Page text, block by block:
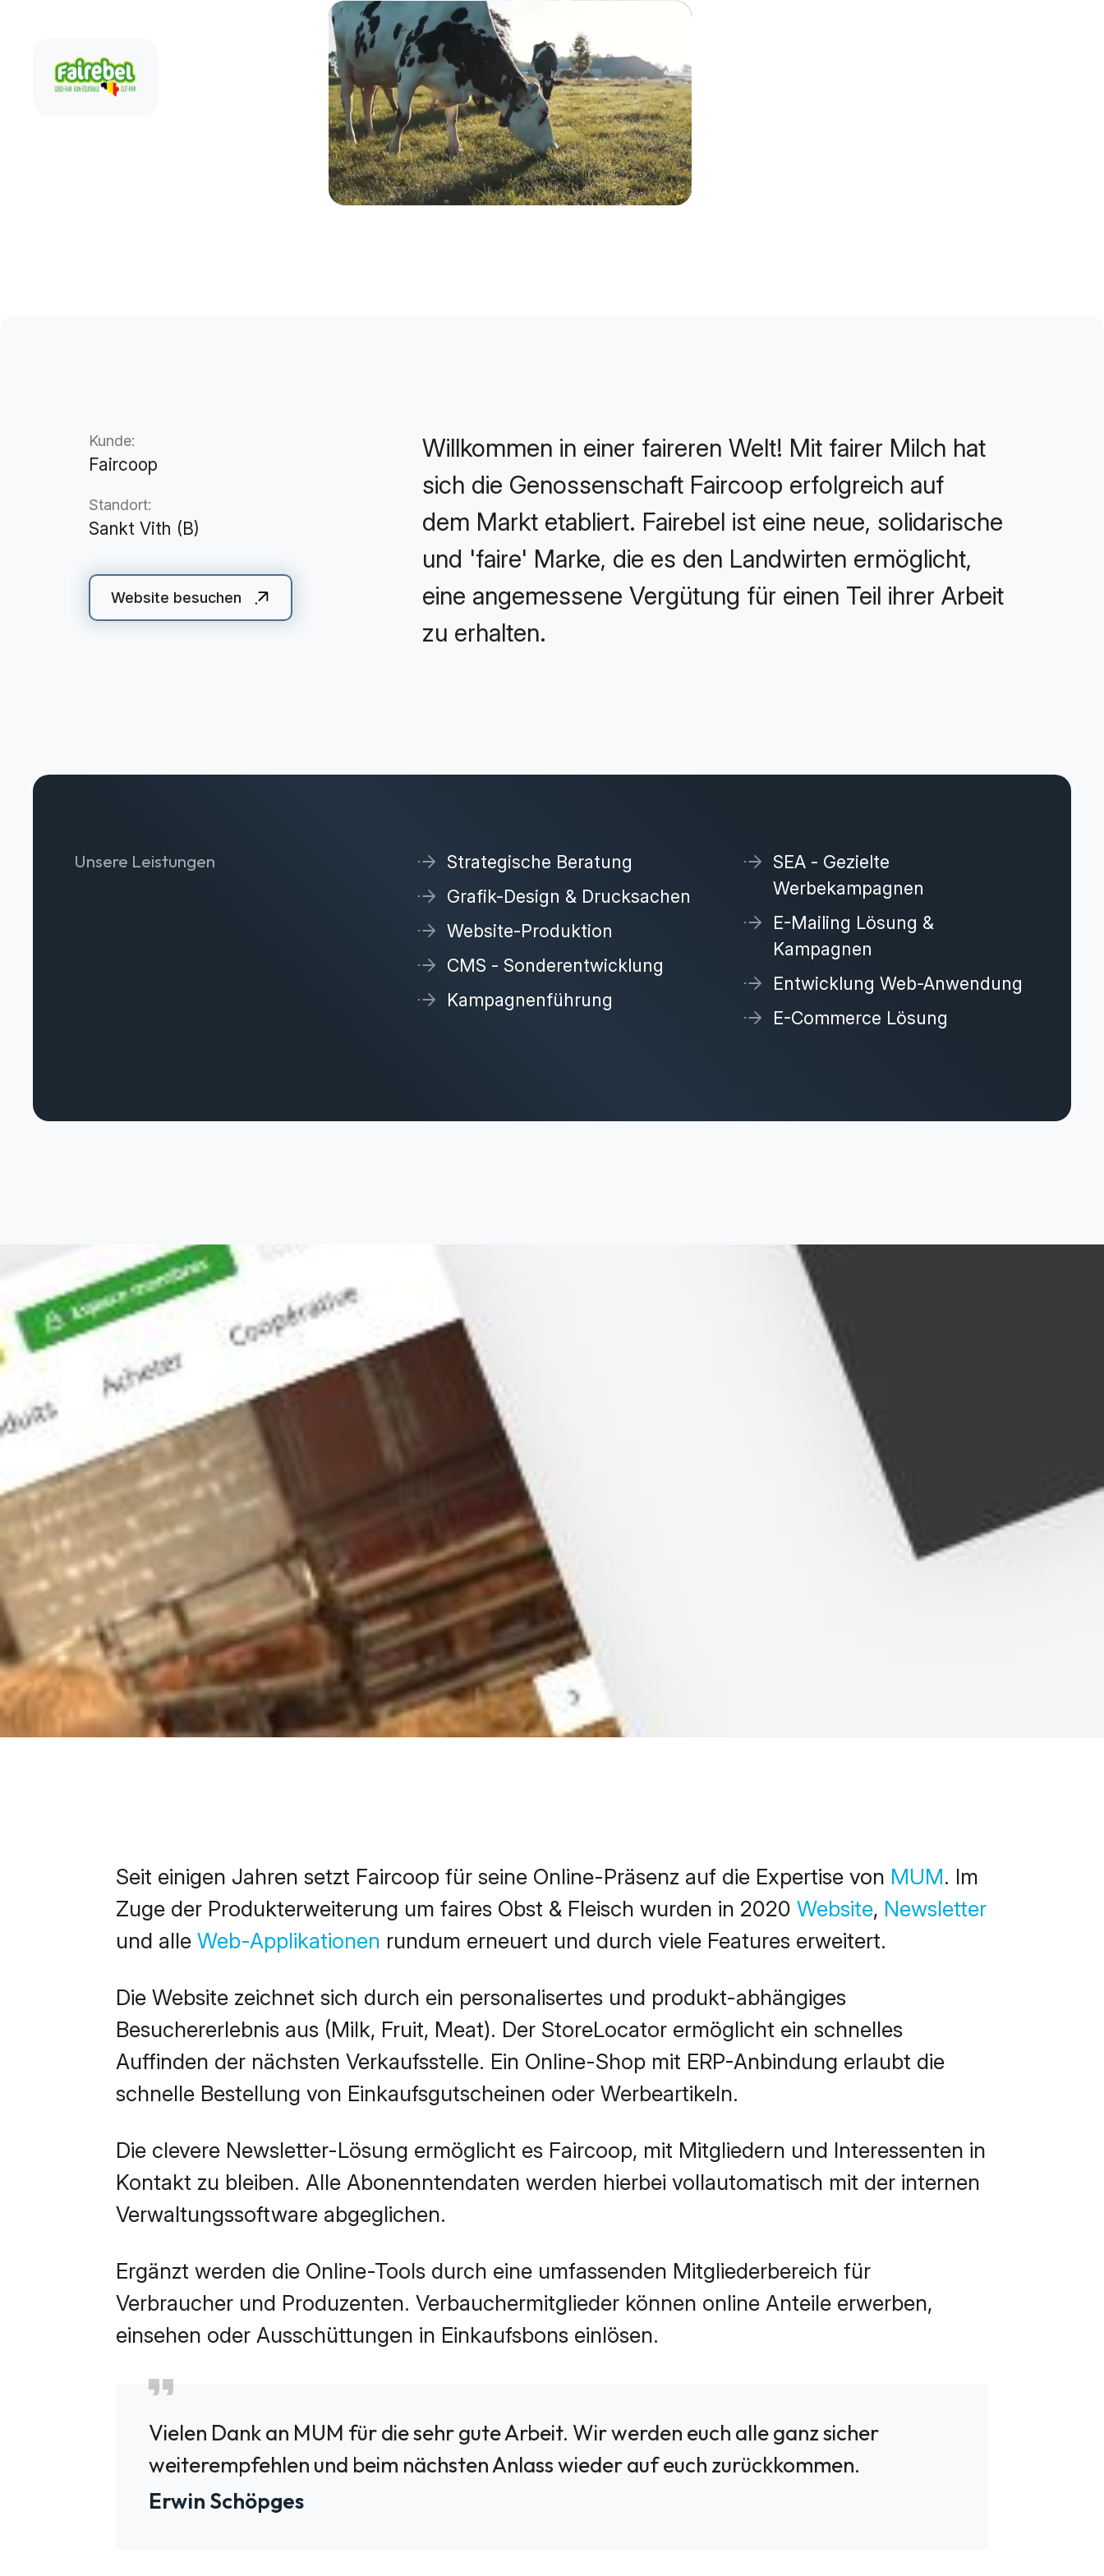
Strategy
Marketing-Strategie
Web Analytics & Reporting
Search-Marketing (SEO/GEO)
Online Werbung (SEA/SMA)
Social Media Marketing (SMM)
E-Mail Marketing
Kunde:
Faircoop
Standort:
Sankt Vith (B)
Website besuchen
Willkommen in einer faireren Welt! Mit fairer Milch hat
sich die Genossenschaft Faircoop erfolgreich auf
dem Markt etabliert. Fairebel ist eine neue, solidarische
und 'faire' Marke, die es den Landwirten ermöglicht,
eine angemessene Vergütung für einen Teil ihrer Arbeit
zu erhalten.
Unsere Leistungen
Strategische Beratung
Grafik-Design & Drucksachen
Website-Produktion
CMS - Sonderentwicklung
Kampagnenführung
SEA - Gezielte
Werbekampagnen
E-Mailing Lösung &
Kampagnen
Entwicklung Web-Anwendung
E-Commerce Lösung
Seit einigen Jahren setzt Faircoop für seine Online-Präsenz auf die Expertise von MUM. Im
Zuge der Produkterweiterung um faires Obst & Fleisch wurden in 2020Website, Newsletter
und alleWeb-Applikationen rundum erneuert und durch viele Features erweitert.
Die Website zeichnet sich durch ein personalisertes und produkt-abhängiges
Besuchererlebnis aus (Milk, Fruit, Meat). Der StoreLocator ermöglicht ein schnelles
Auffinden der nächsten Verkaufsstelle. Ein Online-Shop mit ERP-Anbindung erlaubt die
schnelle Bestellung von Einkaufsgutscheinen oder Werbeartikeln.
Die clevere Newsletter-Lösung ermöglicht es Faircoop, mit Mitgliedern und Interessenten in
Kontakt zu bleiben. Alle Abonenntendaten werden hierbei vollautomatisch mit der internen
Verwaltungssoftware abgeglichen.
Ergänzt werden die Online-Tools durch eine umfassenden Mitgliederbereich für
Verbraucher und Produzenten. Verbauchermitglieder können online Anteile erwerben,
einsehen oder Ausschüttungen in Einkaufsbons einlösen.
Vielen Dank an MUM für die sehr gute Arbeit. Wir werden euch alle ganz sicher
weiterempfehlen und beim nächsten Anlass wieder auf euch zurückkommen.
Erwin Schöpges